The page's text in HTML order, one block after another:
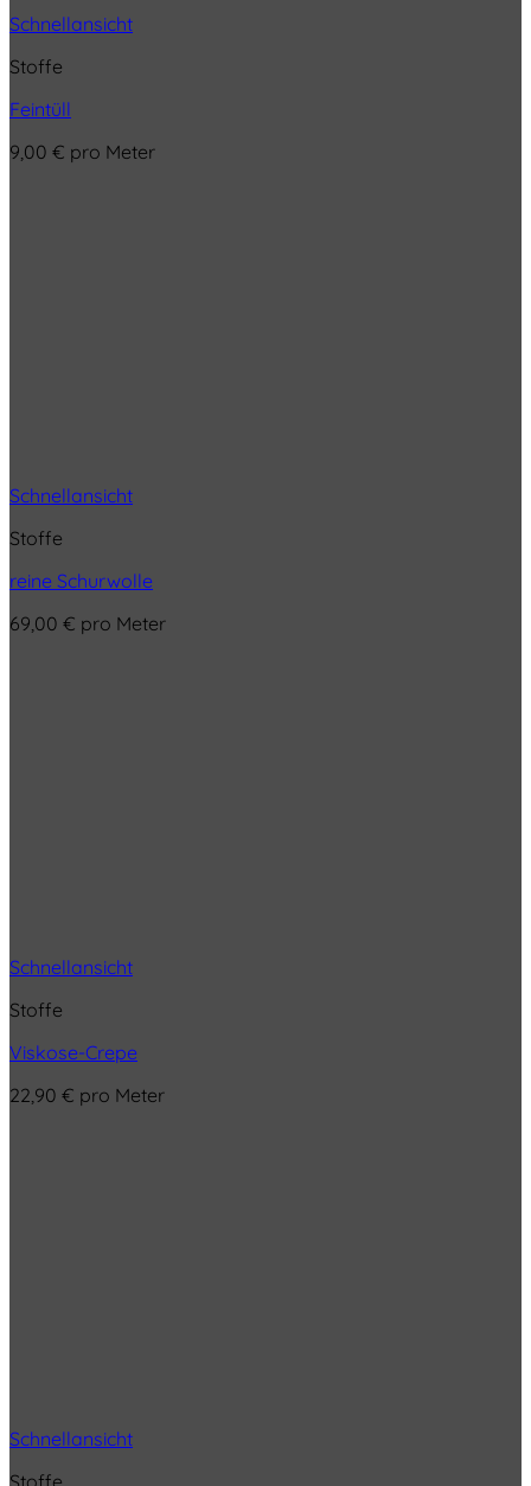
Schnellansicht
Stoffe
Feintüll
9,00 € pro Meter
Schnellansicht
Stoffe
reine Schurwolle
69,00 € pro Meter
Schnellansicht
Stoffe
Viskose-Crepe
22,90 € pro Meter
Schnellansicht